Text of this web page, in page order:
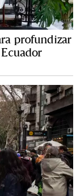
profundizar